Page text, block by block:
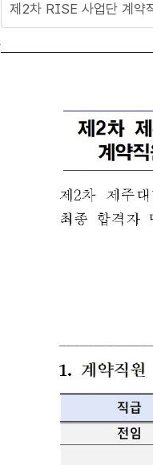
제2차 RISE 사업단 계약